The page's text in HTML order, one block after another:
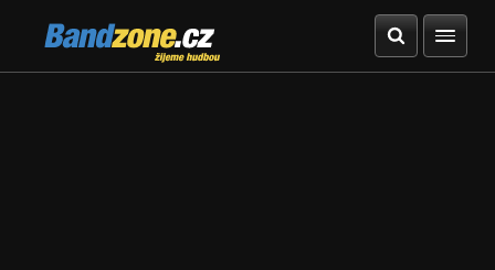
Bandzone.cz
žijeme hudbou